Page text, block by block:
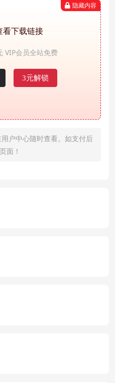
隐藏内容
看下载链接
VIP会员全站免费
3元解锁
户中心随时查看。如支付后
面！